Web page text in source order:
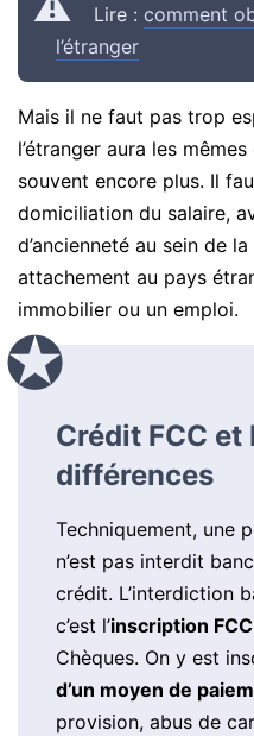
Lire : comment
l’étranger
Mais il ne faut pas trop
l’étranger aura les
souvent encore plus. Il
domiciliation du salaire,
d’ancienneté au sein de
attachement au pays
immobilier ou un emploi.
Crédit FCC et
différences
Techniquement, une
n’est pas interdit
crédit. L’interdiction
c’est l’inscription FCC
Chèques. On y est
d’un moyen de
provision, abus de